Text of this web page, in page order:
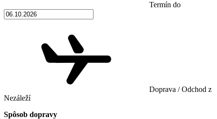
Termín do
Doprava / Odchod z
Nezáleží
Spôsob dopravy